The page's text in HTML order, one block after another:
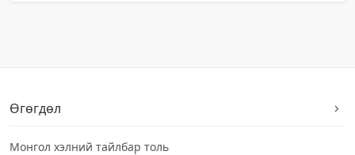
Өгөгдөл
Монгол хэлний тайлбар толь